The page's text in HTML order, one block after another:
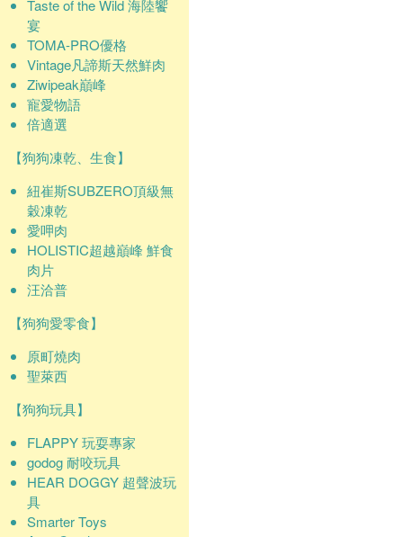
Taste of the Wild 海陸饗
宴
TOMA-PRO優格
Vintage凡諦斯天然鮮肉
Ziwipeak巔峰
寵愛物語
倍適選
【狗狗凍乾、生食】
紐崔斯SUBZERO頂級無
穀凍乾
愛呷肉
HOLISTIC超越巔峰 鮮食
肉片
汪洽普
【狗狗愛零食】
原町燒肉
聖萊西
【狗狗玩具】
FLAPPY 玩耍專家
godog 耐咬玩具
HEAR DOGGY 超聲波玩
具
Smarter Toys